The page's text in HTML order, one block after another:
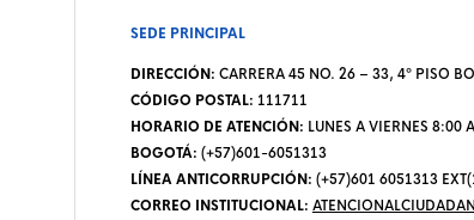
SEDE PRINCIPAL
DIRECCIÓN: CARRERA 45 NO. 26 – 33, 4º PISO
CÓDIGO POSTAL: 111711
HORARIO DE ATENCIÓN: LUNES A VIERNES 8:00
BOGOTÁ: (+57)601-6051313
LÍNEA ANTICORRUPCIÓN: (+57)601 6051313
CORREO INSTITUCIONAL: